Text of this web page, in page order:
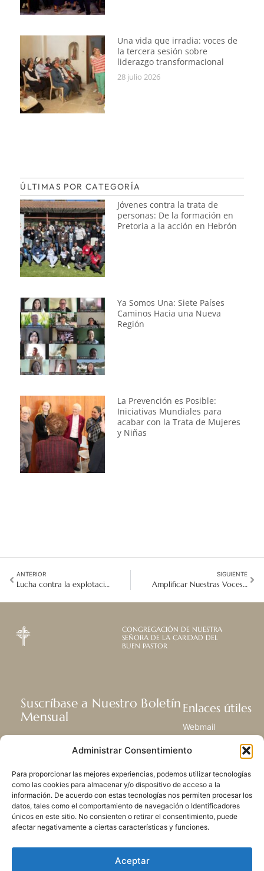
Administrar Consentimiento
Para proporcionar las mejores experiencias, podemos utilizar tecnologías
como las cookies para almacenar y/o dispositivo de acceso a la
información. De acuerdo con estas tecnologías nos permiten procesar los
datos, tales como el comportamiento de navegación o Identificadores
únicos en este sitio. No consienten o retirar el consentimiento, puede
afectar negativamente a ciertas características y funciones.
Aceptar
Una vida que irradia: voces de
la tercera sesión sobre
liderazgo transformacional
28 julio 2026
ÚLTIMAS POR CATEGORÍA
Jóvenes contra la trata de
personas: De la formación en
Pretoria a la acción en Hebrón
Ya Somos Una: Siete Países
Caminos Hacia una Nueva
Región
La Prevención es Posible:
Iniciativas Mundiales para
acabar con la Trata de Mujeres
y Niñas
ANTERIOR
Lucha contra la explotación humana en los Juegos Olímpicos y Paralímpicos de París
SIGUIENTE
Amplificar Nuestras Voces Contra la Trata de Personas
CONGREGACIÓN DE NUESTRA
SEÑORA DE LA CARIDAD DEL
BUEN PASTOR
Suscríbase a Nuestro Boletín
Mensual
nuestra vida, la misión y ministerios de
SUSCRIBIRSE
Enlaces útiles
Webmail
Centro de Recursos
Mapa del sitio